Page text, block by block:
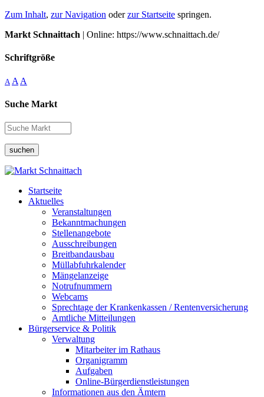
Zum Inhalt, zur Navigation oderzur Startseite springen.
Markt Schnaittach | Online: https://www.schnaittach.de/
Schriftgröße
A A A
Suche Markt
suchen
Startseite
Aktuelles
Veranstaltungen
Bekanntmachungen
Stellenangebote
Ausschreibungen
Breitbandausbau
Müllabfuhrkalender
Mängelanzeige
Notrufnummern
Webcams
Sprechtage der Krankenkassen / Rentenversicherung
Amtliche Mitteilungen
Bürgerservice & Politik
Verwaltung
Mitarbeiter im Rathaus
Organigramm
Aufgaben
Online-Bürgerdienstleistungen
Informationen aus den Ämtern